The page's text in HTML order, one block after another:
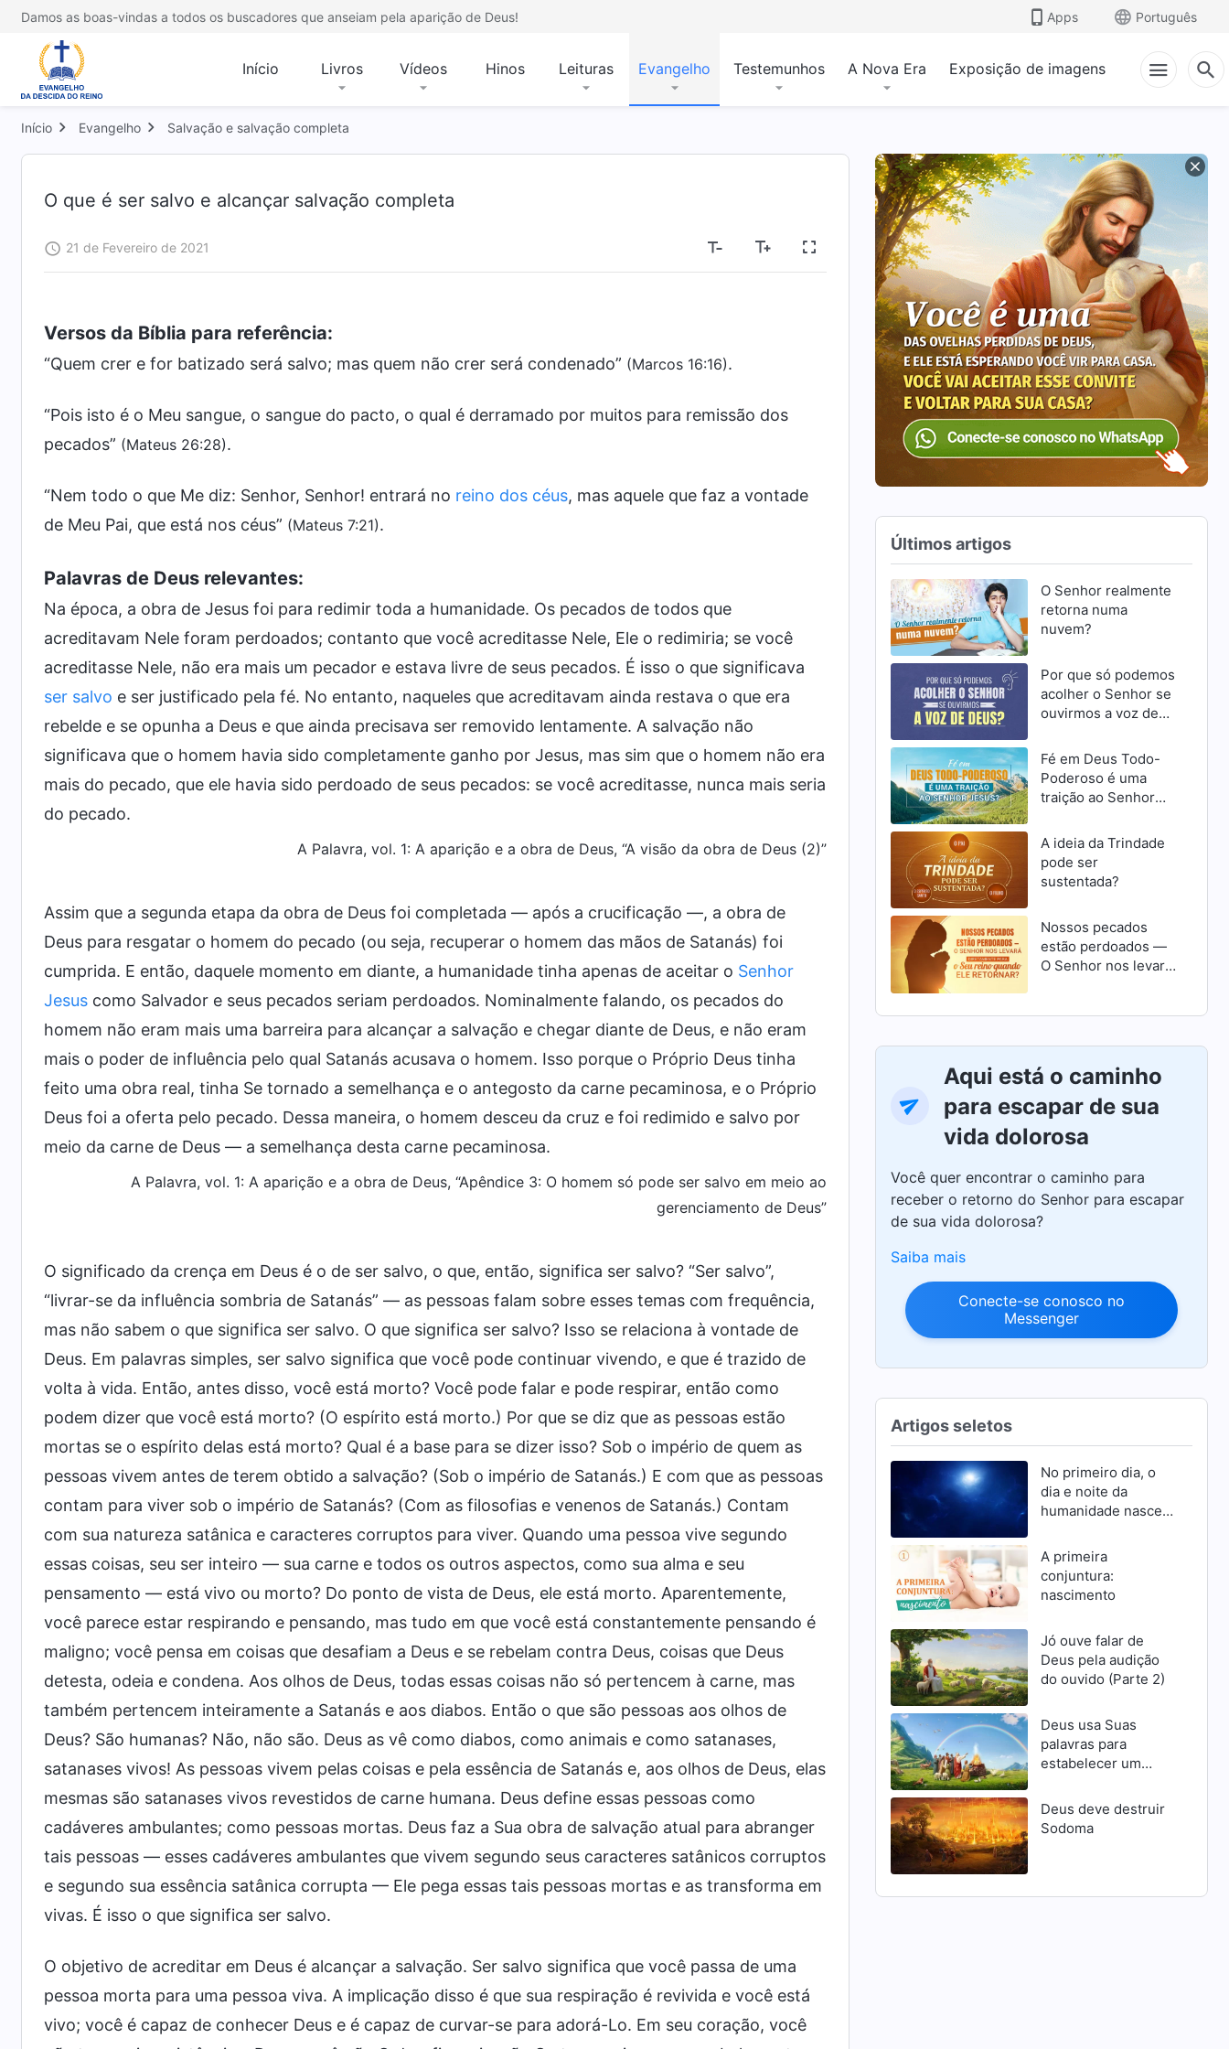
Damos as boas-vindas a todos os buscadores que anseiam pela aparição de Deus! Apps Português
Início Livros Vídeos Hinos Leituras Evangelho Testemunhos A Nova Era Exposição de imagens
Início Evangelho Salvação e salvação completa
O que é ser salvo e alcançar salvação completa
21 de Fevereiro de 2021
Versos da Bíblia para referência:
“Quem crer e for batizado será salvo; mas quem não crer será condenado” (Marcos 16:16).
“Pois isto é o Meu sangue, o sangue do pacto, o qual é derramado por muitos para remissão dos
pecados” (Mateus 26:28).
“Nem todo o que Me diz: Senhor, Senhor! entrará no reino dos céus, mas aquele que faz a vontade
de Meu Pai, que está nos céus” (Mateus 7:21).
Palavras de Deus relevantes:
Na época, a obra de Jesus foi para redimir toda a humanidade. Os pecados de todos que
acreditavam Nele foram perdoados; contanto que você acreditasse Nele, Ele o redimiria; se você
acreditasse Nele, não era mais um pecador e estava livre de seus pecados. É isso o que significava
ser salvo e ser justificado pela fé. No entanto, naqueles que acreditavam ainda restava o que era
rebelde e se opunha a Deus e que ainda precisava ser removido lentamente. A salvação não
significava que o homem havia sido completamente ganho por Jesus, mas sim que o homem não era
mais do pecado, que ele havia sido perdoado de seus pecados: se você acreditasse, nunca mais seria
do pecado.
A Palavra, vol. 1: A aparição e a obra de Deus, “A visão da obra de Deus (2)”
Assim que a segunda etapa da obra de Deus foi completada — após a crucificação —, a obra de
Deus para resgatar o homem do pecado (ou seja, recuperar o homem das mãos de Satanás) foi
cumprida. E então, daquele momento em diante, a humanidade tinha apenas de aceitar o Senhor
Jesus como Salvador e seus pecados seriam perdoados. Nominalmente falando, os pecados do
homem não eram mais uma barreira para alcançar a salvação e chegar diante de Deus, e não eram
mais o poder de influência pelo qual Satanás acusava o homem. Isso porque o Próprio Deus tinha
feito uma obra real, tinha Se tornado a semelhança e o antegosto da carne pecaminosa, e o Próprio
Deus foi a oferta pelo pecado. Dessa maneira, o homem desceu da cruz e foi redimido e salvo por
meio da carne de Deus — a semelhança desta carne pecaminosa.
A Palavra, vol. 1: A aparição e a obra de Deus, “Apêndice 3: O homem só pode ser salvo em meio ao
gerenciamento de Deus”
O significado da crença em Deus é o de ser salvo, o que, então, significa ser salvo? “Ser salvo”,
“livrar-se da influência sombria de Satanás” — as pessoas falam sobre esses temas com frequência,
mas não sabem o que significa ser salvo. O que significa ser salvo? Isso se relaciona à vontade de
Deus. Em palavras simples, ser salvo significa que você pode continuar vivendo, e que é trazido de
volta à vida. Então, antes disso, você está morto? Você pode falar e pode respirar, então como
podem dizer que você está morto? (O espírito está morto.) Por que se diz que as pessoas estão
mortas se o espírito delas está morto? Qual é a base para se dizer isso? Sob o império de quem as
pessoas vivem antes de terem obtido a salvação? (Sob o império de Satanás.) E com que as pessoas
contam para viver sob o império de Satanás? (Com as filosofias e venenos de Satanás.) Contam
com sua natureza satânica e caracteres corruptos para viver. Quando uma pessoa vive segundo
essas coisas, seu ser inteiro — sua carne e todos os outros aspectos, como sua alma e seu
pensamento — está vivo ou morto? Do ponto de vista de Deus, ele está morto. Aparentemente,
você parece estar respirando e pensando, mas tudo em que você está constantemente pensando é
maligno; você pensa em coisas que desafiam a Deus e se rebelam contra Deus, coisas que Deus
detesta, odeia e condena. Aos olhos de Deus, todas essas coisas não só pertencem à carne, mas
também pertencem inteiramente a Satanás e aos diabos. Então o que são pessoas aos olhos de
Deus? São humanas? Não, não são. Deus as vê como diabos, como animais e como satanases,
satanases vivos! As pessoas vivem pelas coisas e pela essência de Satanás e, aos olhos de Deus, elas
mesmas são satanases vivos revestidos de carne humana. Deus define essas pessoas como
cadáveres ambulantes; como pessoas mortas. Deus faz a Sua obra de salvação atual para abranger
tais pessoas — esses cadáveres ambulantes que vivem segundo seus caracteres satânicos corruptos
e segundo sua essência satânica corrupta — Ele pega essas tais pessoas mortas e as transforma em
vivas. É isso o que significa ser salvo.
O objetivo de acreditar em Deus é alcançar a salvação. Ser salvo significa que você passa de uma
pessoa morta para uma pessoa viva. A implicação disso é que sua respiração é revivida e você está
vivo; você é capaz de conhecer Deus e é capaz de curvar-se para adorá-Lo. Em seu coração, você
Últimos artigos
O Senhor realmente
retorna numa
nuvem?
Por que só podemos
acolher o Senhor se
ouvirmos a voz de
Fé em Deus Todo-
Poderoso é uma
traição ao Senhor
A ideia da Trindade
pode ser
sustentada?
Nossos pecados
estão perdoados —
O Senhor nos levará
Aqui está o caminho
para escapar de sua
vida dolorosa
Você quer encontrar o caminho para
receber o retorno do Senhor para escapar
de sua vida dolorosa?
Saiba mais
Conecte-se conosco no
Messenger
Artigos seletos
No primeiro dia, o
dia e noite da
humanidade nascem
graças à autoridade
de Deus
A primeira
conjuntura:
nascimento
Jó ouve falar de
Deus pela audição
do ouvido (Parte 2)
Deus usa Suas
palavras para
estabelecer um
Deus deve destruir
Sodoma